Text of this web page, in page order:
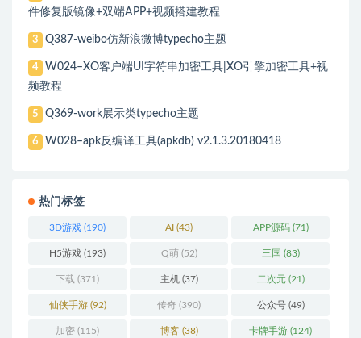
件修复版镜像+双端APP+视频搭建教程
3 Q387-weibo仿新浪微博typecho主题
4
W024–XO客户端UI字符串加密工具|XO引擎加密工具+视
频教程
5 Q369-work展示类typecho主题
6 W028–apk反编译工具(apkdb) v2.1.3.20180418
热门标签
3D游戏 (190) AI (43) APP源码(71)
H5游戏 (193) Q萌 (52) 三国 (83)
下载 (371) 主机(37) 二次元(21)
仙侠手游(92) 传奇 (390) 公众号(49)
加密 (115) 博客(38) 卡牌手游 (124)